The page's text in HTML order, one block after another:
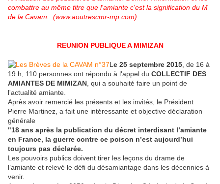
combattre au même titre que l'amiante c'est la signification du M
de la Cavam. (www.aoutrescmr-mp.com)
REUNION PUBLIQUE A MIMIZAN
L​ e 25 septembre 2015 , de 16 à
19 h, 110 personnes ont répondu à l'appel du COLLECTIF DES
AMIANTES DE MIMIZAN , qui a souhaité faire un point de
l'actualité amiante. ​
Après avoir remercié les présents et les invités, le Président
Pierre Martinez, a fait une intéressante et objective déclaration
générale
"18 ans après la publication du décret interdisant l’amiante
en France, la guerre contre ce poison n’est aujourd’hui
toujours pas déclarée.
Les pouvoirs publics doivent tirer les leçons du drame de
l’amiante et relevé le défi du désamiantage dans les décennies à
venir.